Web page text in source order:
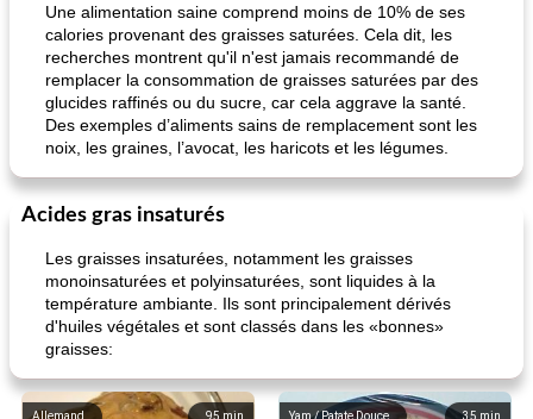
Une alimentation saine comprend moins de 10% de ses
calories provenant des graisses saturées. Cela dit, les
recherches montrent qu'il n'est jamais recommandé de
remplacer la consommation de graisses saturées par des
glucides raffinés ou du sucre, car cela aggrave la santé.
Des exemples d’aliments sains de remplacement sont les
noix, les graines, l’avocat, les haricots et les légumes.
Acides gras insaturés
Les graisses insaturées, notamment les graisses
monoinsaturées et polyinsaturées, sont liquides à la
température ambiante. Ils sont principalement dérivés
d'huiles végétales et sont classés dans les «bonnes»
graisses:
95 min
Allemand 35 min
Yam / Patate Douce